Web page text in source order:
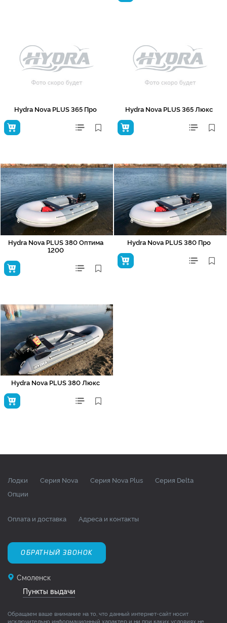
Hydra Nova PLUS 365 Про Hydra Nova PLUS 365 Люкс
Hydra Nova PLUS 380 Оптима
1200
Hydra Nova PLUS 380 Про
Hydra Nova PLUS 380 Люкс
Лодки Серия Nova Серия Nova Plus
Серия Delta
Опции
Оплата и доставка Адреса и контакты
ОБРАТНЫЙ ЗВОНОК
Смоленск
Пункты выдачи
Обращаем ваше внимание на то, что данный интернет-сайт носит
исключительно информационный характер и ни при каких условиях не